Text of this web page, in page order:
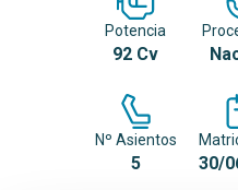
Potencia
92 Cv
Nº Asientos
5 30/